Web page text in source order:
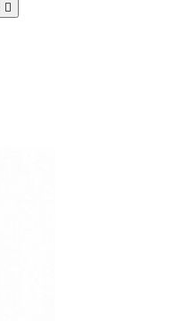
